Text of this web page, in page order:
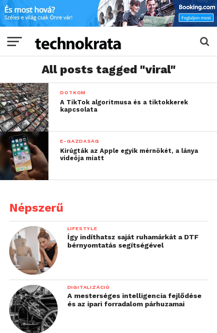
All posts tagged "viral"
DOTKOM
A TikTok algoritmusa és a tiktokkerek
kapcsolata
E-GAZDASÁG
Kirúgták az Apple egyik mérnökét, a lánya
videója miatt
Népszerű
LIFESTYLE
Így indíthatsz saját ruhamárkát a DTF
bérnyomtatás segítségével
DIGITALIZÁCIÓ
A mesterséges intelligencia fejlődése
és az ipari forradalom párhuzamai